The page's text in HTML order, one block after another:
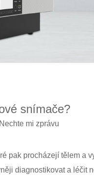
snímače?
Nechte mi zprávu
pak procházejí tělem a
diagnostikovat a léčit